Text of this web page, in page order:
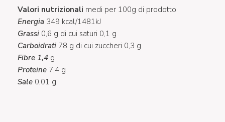
Valori nutrizionali medi per 100g di prodotto
Energia 349 kcal/1481kJ
Grassi 0,6 g di cui saturi 0,1 g
Carboidrati 78 g di cui zuccheri 0,3 g
Fibre 1,4 g
Proteine 7,4 g
Sale 0,01 g